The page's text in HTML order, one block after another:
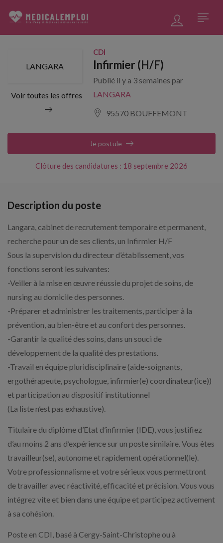
LANGARA
Voir toutes les offres
CDI
Infirmier (H/F)
Publié il y a 3 semaines par
LANGARA
95570 BOUFFEMONT
Clôture des candidatures : 18 septembre 2026
Je postule
Description du poste
Langara, cabinet de recrutement temporaire et permanent,
recherche pour un de ses clients, un Infirmier H/F
Sous la supervision du directeur d’établissement, vos
fonctions seront les suivantes:
-Veiller à la mise en œuvre réussie du projet de soins, de
nursing au domicile des personnes.
-Préparer et administrer les traitements, participer à la
prévention, au bien-être et au confort des personnes.
-Garantir la qualité des soins, dans un souci de
développement de la qualité des prestations.
-Travail en équipe pluridisciplinaire (aide-soignants,
ergothérapeute, psychologue, infirmier(e) coordinateur(ice))
et participation au dispositif institutionnel
(La liste n’est pas exhaustive).
Titulaire du diplôme d’Etat d’infirmier (IDE), vous justifiez
d’au moins 2 ans d’expérience sur un poste similaire. Vous êtes
travailleur(se), autonome et rapidement opérationnel(le).
Votre professionnalisme et votre sérieux vous permettront
de travailler avec réactivité, efficacité et précision. Vous vous
intégrez vite et bien dans une équipe et participez activement
à sa cohésion.
Poste en CDI, basé à Cergy-Saint-Christophe ou à